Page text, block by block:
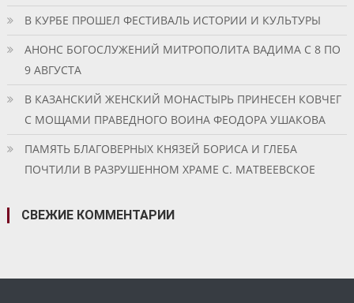
В КУРБЕ ПРОШЕЛ ФЕСТИВАЛЬ ИСТОРИИ И КУЛЬТУРЫ
АНОНС БОГОСЛУЖЕНИЙ МИТРОПОЛИТА ВАДИМА С 8 ПО
9 АВГУСТА
В КАЗАНСКИЙ ЖЕНСКИЙ МОНАСТЫРЬ ПРИНЕСЕН КОВЧЕГ
С МОЩАМИ ПРАВЕДНОГО ВОИНА ФЕОДОРА УШАКОВА
ПАМЯТЬ БЛАГОВЕРНЫХ КНЯЗЕЙ БОРИСА И ГЛЕБА
ПОЧТИЛИ В РАЗРУШЕННОМ ХРАМЕ С. МАТВЕЕВСКОЕ
СВЕЖИЕ КОММЕНТАРИИ